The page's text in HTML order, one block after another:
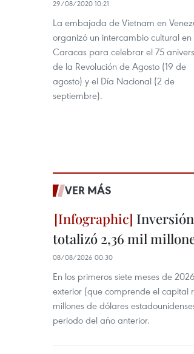
29/08/2020 10:21
La embajada de Vietnam en
organizó un intercambio cultural en
Caracas para celebrar el 75
de la Revolución de Agosto (19 de
agosto) y el Día Nacional (2 de
septiembre).
VER MÁS
totalizó 2,36 mil
08/08/2026 00:30
En los primeros siete meses de
exterior (que comprende el capital
millones de dólares
periodo del año anterior.